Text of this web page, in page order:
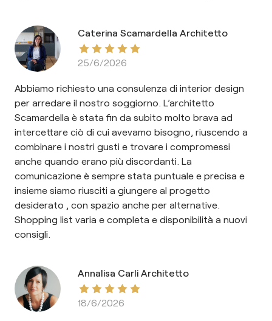
Caterina Scamardella Architetto
25/6/2026
Abbiamo richiesto una consulenza di interior design
per arredare il nostro soggiorno. L’architetto
Scamardella è stata fin da subito molto brava ad
intercettare ciò di cui avevamo bisogno, riuscendo a
combinare i nostri gusti e trovare i compromessi
anche quando erano più discordanti. La
comunicazione è sempre stata puntuale e precisa e
insieme siamo riusciti a giungere al progetto
desiderato , con spazio anche per alternative.
Shopping list varia e completa e disponibilità a nuovi
consigli.
Annalisa Carli Architetto
18/6/2026